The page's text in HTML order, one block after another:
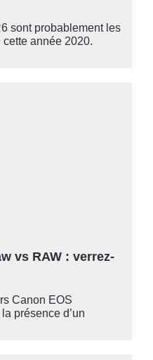
sont probablement les
année 2020.
vs RAW : verrez-
Canon EOS
présence d’un